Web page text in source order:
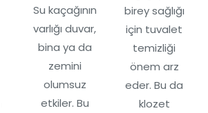
Su kaçağının
varlığı duvar,
bina ya da
zemini
olumsuz
etkiler. Bu
birey sağlığı
için tuvalet
temizliği
önem arz
eder. Bu da
klozet